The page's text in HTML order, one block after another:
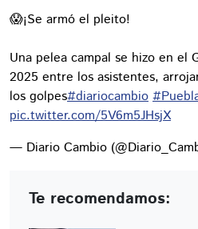
😱¡Se armó el pleito!
Una pelea campal se hizo en el
2025 entre los asistentes,
los golpes#diariocambio
pic.twitter.com/5V6m5JHsjX
— Diario Cambio
Te recomendamos: